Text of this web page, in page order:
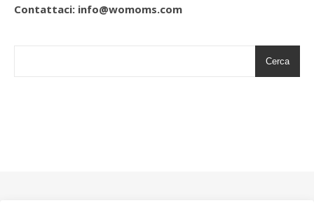
Contattaci: info@womoms.com
Cerca